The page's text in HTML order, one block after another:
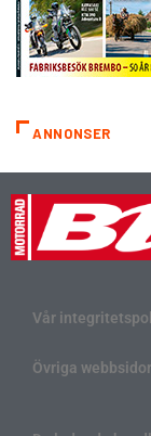
ANNONSER
Vår
Övriga webbsidor